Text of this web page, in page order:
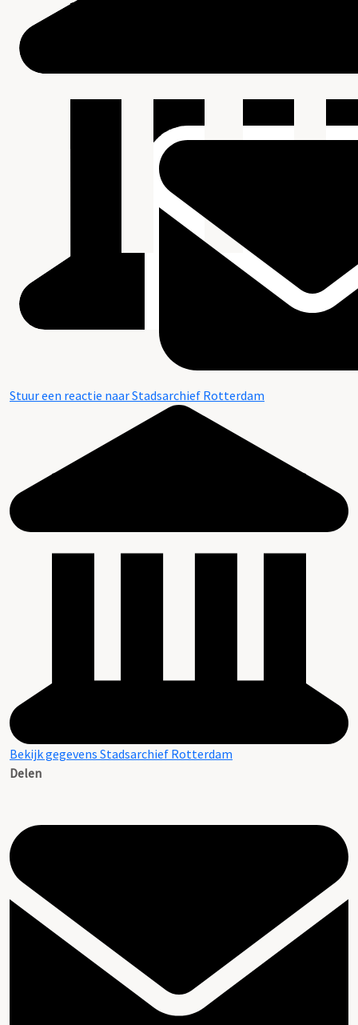
Beschrijving van de series en archiefbestanddelen
Stuur een reactie naar Stadsarchief Rotterdam
Bekijk gegevens Stadsarchief Rotterdam
Delen